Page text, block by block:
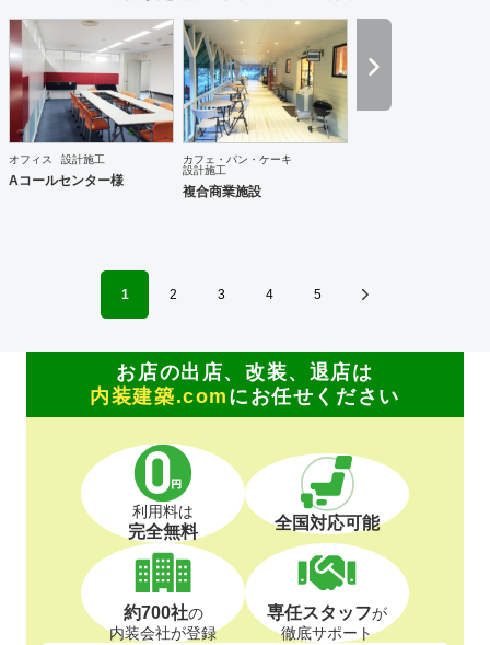
足が深刻化する現場に柔軟に対応します。 自社請け可能職種
内装工事 インテリアデザイン事務所 その他設計 その他建設
サポート 対応可能エリア 北海道・仙台・関東・名古屋・九
州・沖縄コンストラクションマネジメント業務は月単位で出
張常駐対応可能です。
オフィス 設計施工
Aコールセンター様
カフェ・パン・ケーキ
設計施工
複合商業施設
1 2 3 4 5
お店の出店、改装、退店は
内装建築.com にお任せください
利用料は
完全無料 全国対応可能
約700社の
内装会社が登録
専任スタッフが
徹底サポート